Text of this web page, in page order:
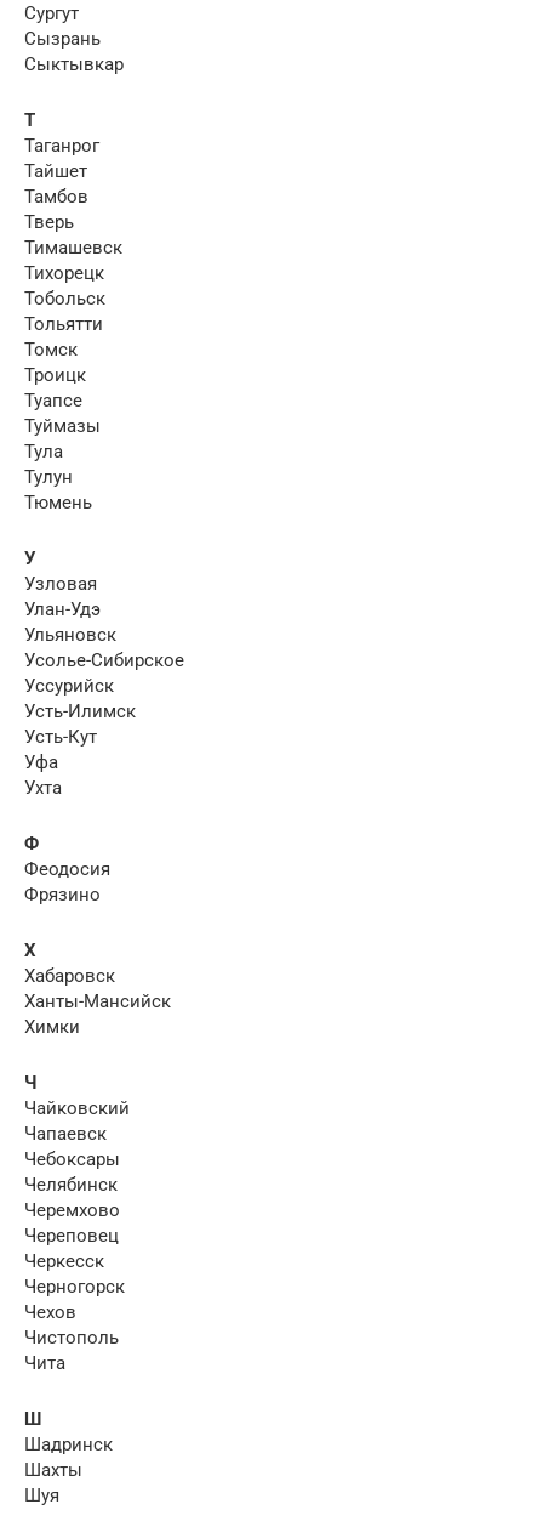
Сургут
Сызрань
Сыктывкар
Т
Таганрог
Тайшет
Тамбов
Тверь
Тимашевск
Тихорецк
Тобольск
Тольятти
Томск
Троицк
Туапсе
Туймазы
Тула
Тулун
Тюмень
У
Узловая
Улан-Удэ
Ульяновск
Усолье-Сибирское
Уссурийск
Усть-Илимск
Усть-Кут
Уфа
Ухта
Ф
Феодосия
Фрязино
Х
Хабаровск
Ханты-Мансийск
Химки
Ч
Чайковский
Чапаевск
Чебоксары
Челябинск
Черемхово
Череповец
Черкесск
Черногорск
Чехов
Чистополь
Чита
Ш
Шадринск
Шахты
Шуя